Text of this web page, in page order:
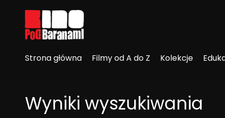
Linki ułatwień dostępu
Strona główna Filmy od A do Z Kolekcje
Wyniki wyszukiwania